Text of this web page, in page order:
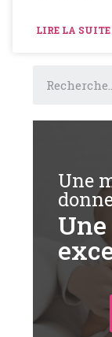
LIRE LA SUITE
Une